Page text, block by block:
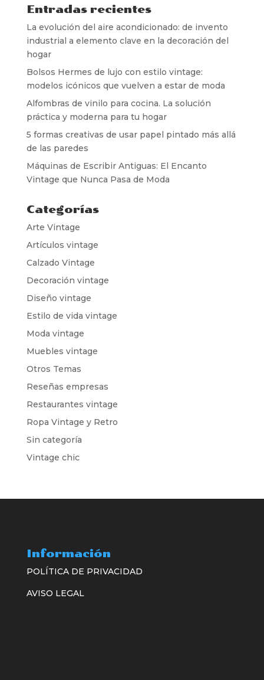
Entradas recientes
La evolución del aire acondicionado: de invento
industrial a elemento clave en la decoración del
hogar
Bolsos Hermes de lujo con estilo vintage:
modelos icónicos que vuelven a estar de moda
Alfombras de vinilo para cocina. La solución
práctica y moderna para tu hogar
5 formas creativas de usar papel pintado más allá
de las paredes
Máquinas de Escribir Antiguas: El Encanto
Vintage que Nunca Pasa de Moda
Categorías
Arte Vintage
Artículos vintage
Calzado Vintage
Decoración vintage
Diseño vintage
Estilo de vida vintage
Moda vintage
Muebles vintage
Otros Temas
Reseñas empresas
Restaurantes vintage
Ropa Vintage y Retro
Sin categoría
Vintage chic
Información
POLÍTICA DE PRIVACIDAD
AVISO LEGAL